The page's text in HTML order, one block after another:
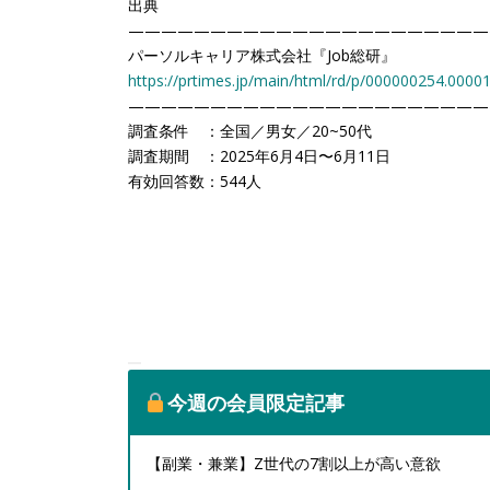
出典
パーソルキャリア株式会社『Job総研』
https://prtimes.jp/main/html/rd/p/
調査条件 ：全国／男女／20~50代
調査期間 ：2025年6月4日〜6月11日
有効回答数：544人
今週の会員限定記事
【副業・兼業】Z世代の7割以上が高い意欲